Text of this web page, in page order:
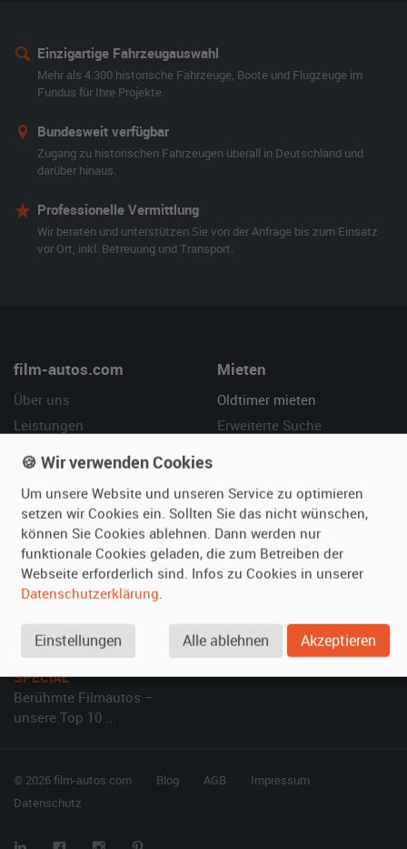
Einzigartige Fahrzeugauswahl
Mehr als 4.300 historische Fahrzeuge, Boote und Flugzeuge im
Fundus für Ihre Projekte.
Bundesweit verfügbar
Zugang zu historischen Fahrzeugen überall in Deutschland und
darüber hinaus.
Professionelle Vermittlung
Wir beraten und unterstützen Sie von der Anfrage bis zum Einsatz
vor Ort, inkl. Betreuung und Transport.
film-autos.com
Über uns
Leistungen
Referenzen
Mieten
Oldtimer mieten
Erweiterte Suche
Vermieten
Oldtimer anmelden
Fotos senden
Fragen für Vermieter
Inserat verwalten
Hilfe
Häufige Fragen (FAQ)
So funktioniert's
SPECIAL
Berühmte Filmautos –
unsere Top 10 ...
© 2026 film-autos.com Blog AGB
Impressum
Datenschutz
🍪 Wir verwenden Cookies
Um unsere Website und unseren Service zu optimieren
setzen wir Cookies ein. Sollten Sie das nicht wünschen,
können Sie Cookies ablehnen. Dann werden nur
funktionale Cookies geladen, die zum Betreiben der
Webseite erforderlich sind. Infos zu Cookies in unserer
Datenschutzerklärung.
Einstellungen Alle ablehnen Akzeptieren